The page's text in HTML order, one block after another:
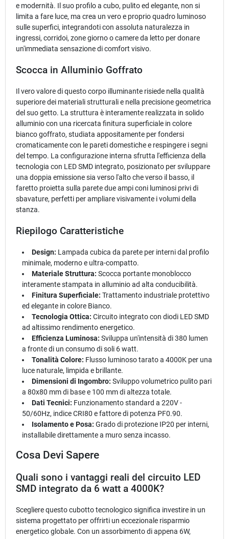
e modernità. Il suo profilo a cubo, pulito ed elegante, non si
limita a fare luce, ma crea un vero e proprio quadro luminoso
sulle superfici, integrandoti con assoluta naturalezza in
ingressi, corridoi, zone giorno o camere da letto per donare
un'immediata sensazione di comfort visivo.
Scocca in Alluminio Goffrato
Il vero valore di questo corpo illuminante risiede nella qualità
superiore dei materiali strutturali e nella precisione geometrica
del suo getto. La struttura è interamente realizzata in solido
alluminio con una ricercata finitura superficiale in colore
bianco goffrato, studiata appositamente per fondersi
cromaticamente con le pareti domestiche e respingere i segni
del tempo. La configurazione interna sfrutta l'efficienza della
tecnologia con LED SMD integrato, posizionato per sviluppare
una doppia emissione sia verso l'alto che verso il basso, il
faretto proietta sulla parete due ampi coni luminosi privi di
sbavature, perfetti per ampliare visivamente i volumi della
stanza.
Riepilogo Caratteristiche
Design: Lampada cubica da parete per interni dal profilo
minimale, moderno e ultra-compatto.
Materiale Struttura: Scocca portante monoblocco
interamente stampata in alluminio ad alta conducibilità.
Finitura Superficiale: Trattamento industriale protettivo
ed elegante in colore Bianco.
Tecnologia Ottica: Circuito integrato con diodi LED SMD
ad altissimo rendimento energetico.
Efficienza Luminosa: Sviluppa un'intensità di 380 lumen
a fronte di un consumo di soli 6 watt.
Tonalità Colore: Flusso luminoso tarato a 4000K per una
luce naturale, limpida e brillante.
Dimensioni di Ingombro: Sviluppo volumetrico pulito pari
a 80x80 mm di base e 100 mm di altezza totale.
Dati Tecnici: Funzionamento standard a 220V -
50/60Hz, indice CRI80 e fattore di potenza PF0.90.
Isolamento e Posa: Grado di protezione IP20 per interni,
installabile direttamente a muro senza incasso.
Cosa Devi Sapere
Quali sono i vantaggi reali del circuito LED
SMD integrato da 6 watt a 4000K?
Scegliere questo cubotto tecnologico significa investire in un
sistema progettato per offrirti un eccezionale risparmio
energetico globale. Con un assorbimento di appena 6W,